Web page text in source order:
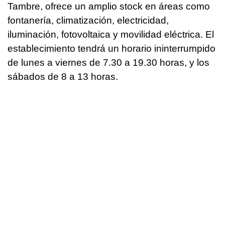
Tambre, ofrece un amplio stock en áreas como
fontanería, climatización, electricidad,
iluminación, fotovoltaica y movilidad eléctrica. El
establecimiento tendrá un horario ininterrumpido
de lunes a viernes de 7.30 a 19.30 horas, y los
sábados de 8 a 13 horas.